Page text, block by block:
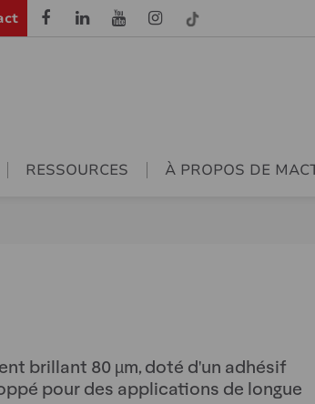
RESSOURCES À PROPOS DE
brillant 80 µm, doté d'un adhésif
pour des applications de longue